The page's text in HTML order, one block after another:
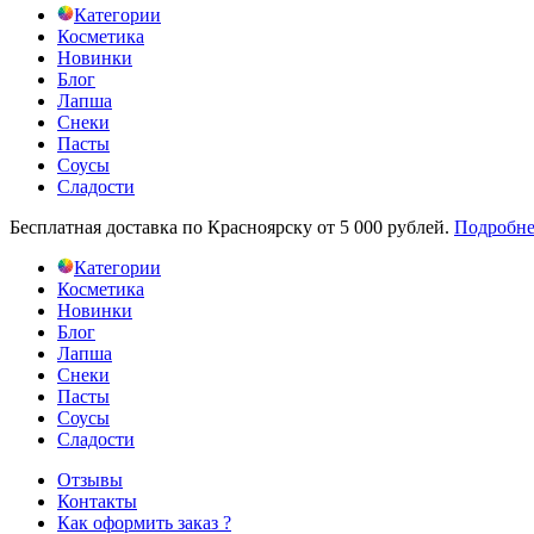
Категории
Косметика
Новинки
Блог
Лапша
Снеки
Пасты
Соусы
Сладости
Бесплатная доставка по Красноярску от 5 000 рублей.
Категории
Косметика
Новинки
Блог
Лапша
Снеки
Пасты
Соусы
Сладости
Отзывы
Контакты
Как оформить заказ ?